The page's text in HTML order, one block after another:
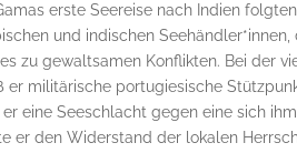
erste Seereise nach Indien
und indischen
zu gewaltsamen Konflikten. Bei der
er militärische portugiesische
eine Seeschlacht gegen eine sich
er den Widerstand der lokalen